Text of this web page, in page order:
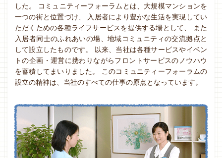
した。
コミュニティーフォーラムとは、大規模マンションを
一つの街と位置づけ、
入居者により豊かな生活を実現してい
ただくための各種ライフサービスを提供する場として、
また
入居者同士のふれあいの場、地域コミュニティの交流拠点と
して設立したものです。
以来、当社は各種サービスやイベン
トの企画・運営に携わりながらフロントサービスのノウハウ
を蓄積してまいりました。
このコミュニティーフォーラムの
設立の精神は、当社のすべての仕事の原点となっています。